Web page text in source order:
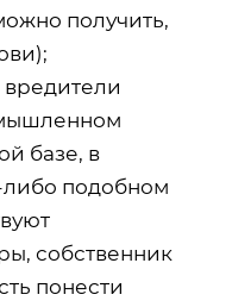
получить,
вредители
базе, в
подобном
собственник
понести